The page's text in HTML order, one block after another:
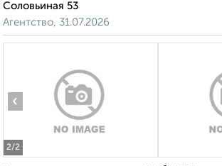
Соловьиная 53
Агентство, 31.07.2026
2/2
‹